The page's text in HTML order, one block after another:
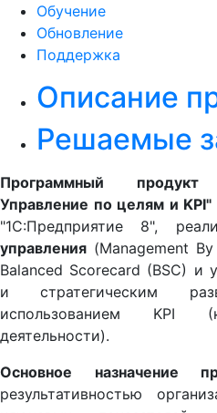
Обучение
Обновление
Поддержка
Описание
Решаемые
Программный
Управление по целям и KPI"
"1С:Предприятие 8",
управления (Management
Balanced Scorecard (BSC) и
и стратегическим
использованием KPI
деятельности).
Основное назначение
результативностью